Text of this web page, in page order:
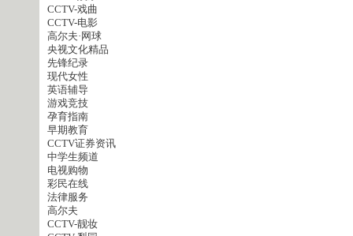
CCTV-戏曲
CCTV-电影
高尔夫·网球
央视文化精品
先锋纪录
现代女性
英语辅导
游戏竞技
孕育指南
早期教育
CCTV证券资讯
中学生频道
电视购物
彩民在线
法律服务
高尔夫
CCTV-靓妆